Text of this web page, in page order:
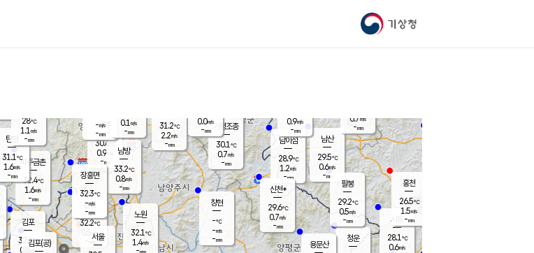
기상청
남이섬
28.9℃
1.2m/s
-mm
양주
30.6℃
0.9
-mm
남산
29.5℃
0.6m/s
-mm
청운
팔봉
29.2℃
0.5m/s
-mm
0.9m/s
-mm
파주금촌
32.4℃
1.6m/s
-mm
가평조종
30.1℃
0.7m/s
-mm
31.2℃
2.2m/s
-mm
신천*
29.6℃
0.7m/s
-mm
창현
-℃
-m/s
-mm
탄현
31.1℃
1.6m/s
-mm
0.0m/s
-mm
김포
32.4℃
0.8 m/s
은평
32.2℃
0.5 m/s
- mm
노원
32.1℃
1.4m/s
-mm
남방
33.2℃
0.8m/s
-mm
장흥면
32.3℃
-m/s
-mm
-m/s
-mm
시동
28.1℃
0.6m/s
용문산
김포(공)
홍천
26.5℃
1.5m/s
-mm
서울
0.7 m/s
-mm
28℃
1.1 m/s
-mm
0.1 m/s
-mm